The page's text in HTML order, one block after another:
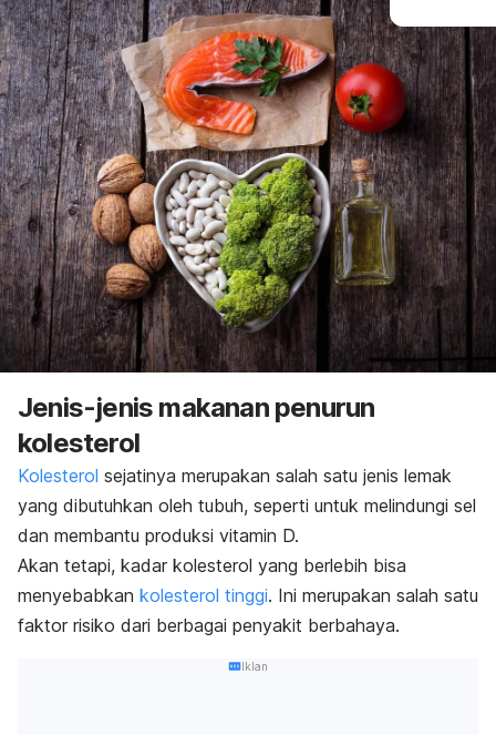
Jenis-jenis makanan penurun
kolesterol
Kolesterol sejatinya merupakan salah satu jenis lemak
yang dibutuhkan oleh tubuh, seperti untuk melindungi sel
dan membantu produksi vitamin D.
Akan tetapi, kadar kolesterol yang berlebih bisa
menyebabkan kolesterol tinggi. Ini merupakan salah satu
faktor risiko dari berbagai penyakit berbahaya.
Iklan